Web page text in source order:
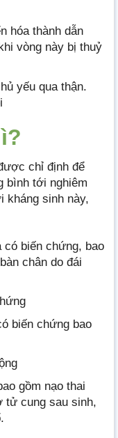
hóa thành dẫn
vòng này bị thuỷ
yếu qua thận.
chỉ định để
bình tới nghiêm
kháng sinh này,
có biến chứng, bao
chân do đái
biến chứng bao
gồm nạo thai
tử cung sau sinh,